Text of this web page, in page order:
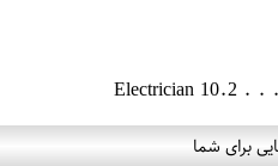
برای شما